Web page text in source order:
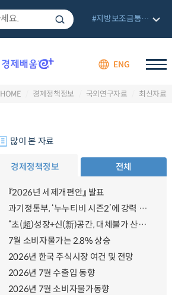
ENG
#지방보조금통합관리망
HOME 경제정책정보 국외연구자료 최신자료
많이 본 자료
경제정책정보 전체
『2026년 세제개편안』 발표
과기정통부, ‘누누티비 시즌2’에 강력 대응 의지 밝혀
“초(超)성장+신(新)공간, 대체불가 산업강국”
7월 소비자물가는 2.8% 상승
2026년 한국 주식시장 여건 및 전망
2026년 7월 수출입 동향
2026년 7월 소비자물가동향